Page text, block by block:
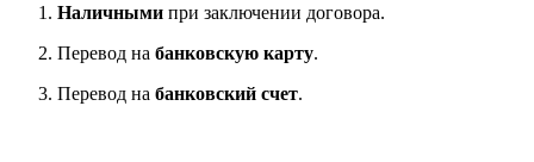
Наличными при заключении договора.
Перевод на банковскую карту.
Перевод на банковский счет.